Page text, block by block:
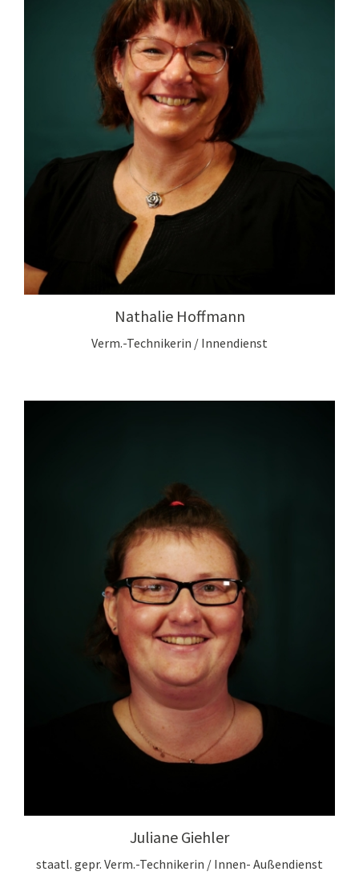
Nathalie Hoffmann
Verm.-Technikerin / Innendienst
Juliane Giehler
staatl. gepr. Verm.-Technikerin / Innen- Außendienst